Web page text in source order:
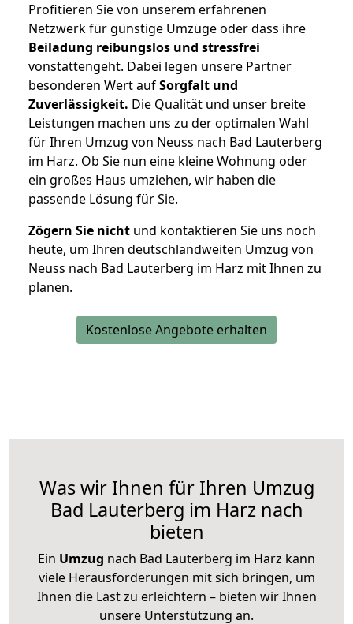
Profitieren Sie von unserem erfahrenen
Netzwerk für günstige Umzüge oder dass ihre
Beiladung reibungslos und stressfrei
vonstattengeht. Dabei legen unsere Partner
besonderen Wert aufSorgfalt und
Zuverlässigkeit. Die Qualität und unser breite
Leistungen machen uns zu der optimalen Wahl
für Ihren Umzug von Neuss nach Bad Lauterberg
im Harz. Ob Sie nun eine kleine Wohnung oder
ein großes Haus umziehen, wir haben die
passende Lösung für Sie.
Zögern Sie nicht und kontaktieren Sie uns noch
heute, um Ihren deutschlandweiten Umzug von
Neuss nach Bad Lauterberg im Harz mit Ihnen zu
planen.
Kostenlose Angebote erhalten
Was wir Ihnen für Ihren Umzug
Bad Lauterberg im Harz nach
bieten
Ein Umzug nach Bad Lauterberg im Harz kann
viele Herausforderungen mit sich bringen, um
Ihnen die Last zu erleichtern – bieten wir Ihnen
unsere Unterstützung an.